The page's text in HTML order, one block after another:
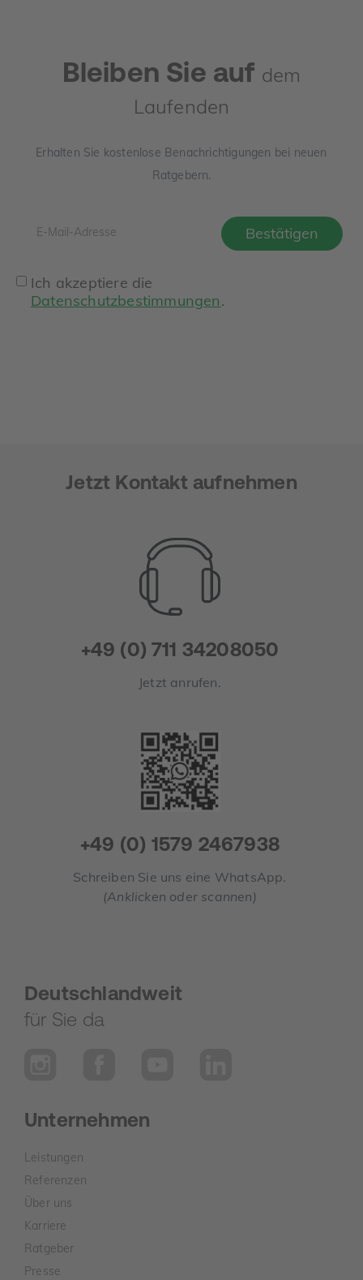
Bleiben Sie auf dem
Laufenden
Erhalten Sie kostenlose Benachrichtigungen bei neuen
Ratgebern.
Ich akzeptiere die
Datenschutzbestimmungen.
Jetzt Kontakt aufnehmen
+49 (0) 711 34208050
Jetzt anrufen.
+49 (0) 1579 2467938
Schreiben Sie uns eine WhatsApp.
(Anklicken oder scannen)
Deutschlandweit
für Sie da
Unternehmen
Leistungen
Referenzen
Über uns
Karriere
Ratgeber
Presse